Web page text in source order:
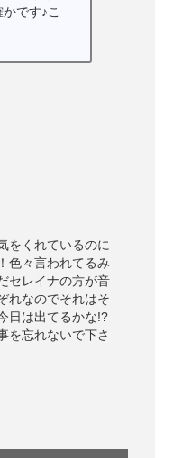
です♪こ
をくれているのに
色々言われてるみ
セレイナの方が音
れなのでそれはそ
日は出てるかな!?
を忘れないで下さ